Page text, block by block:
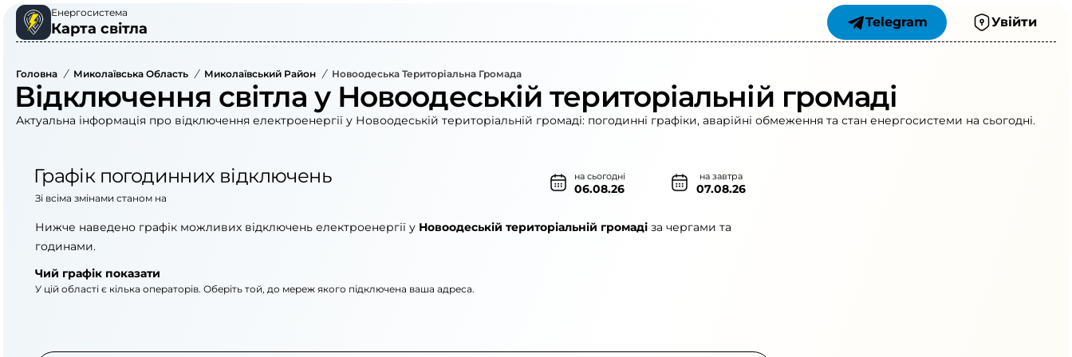
Енергосистема
Карта світла Telegram Увійти
Головна / Миколаївська Область / Миколаївський Район / Новоодеська Територіальна Громада
Відключення світла у Новоодеській територіальній громаді
Актуальна інформація про відключення електроенергії у Новоодеській територіальній громаді: погодинні графіки, аварійні обмеження та стан енергосистеми на сьогодні.
Графік погодинних відключень на сьогодні
06.08.26
на завтра
07.08.26
Зі всіма змінами станом на
Нижче наведено графік можливих відключень електроенергії у Новоодеській територіальній громаді за чергами та
годинами.
Чий графік показати
У цій області є кілька операторів. Оберіть той, до мереж якого підключена ваша адреса.